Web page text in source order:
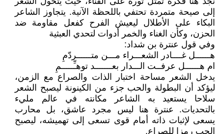
إلى صيحة متمردة تحتفي باللحظة الآنية. يتجاوز الشاعر
البكاء على الأطلال ليعيش الفرح كفعل مقاومة ضد
الحزن، وكأن الغناء والخمر أدوات لتحدي العبثية
وفي قول عنترة بن شداد:
هــــــل غــــادر الشعـــراء مـــن متــــــردّمِ
ام هــــــل عرفــت الـــدار بعـــــــد توهـِّـــــمِ
يدخل الشعر مساحة اختبار الذات والصراع مع الزمن،
ليؤكد أن البطولة والحب جزء من الكينونة ليصبح الشعر
سلاحا يستعيد به الشاعر مكانته في عالم مليء
بالتحديات. عنترة هنا ليس مجرد عاشق، بل محارب
يسعى لإثبات ذاته أمام قوى تسعى إلى تهميشه، ليصبح
الحب رمزا للصراع.